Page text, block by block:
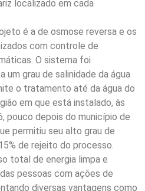
localizado em cada
é a de osmose reversa e os
com controle de
O sistema foi
um grau de salinidade da água
o tratamento até da água do
em que está instalado, às
pouco depois do município de
permitiu seu alto grau de
de rejeito do processo.
total de energia limpa e
pessoas com ações de
diversas vantagens como